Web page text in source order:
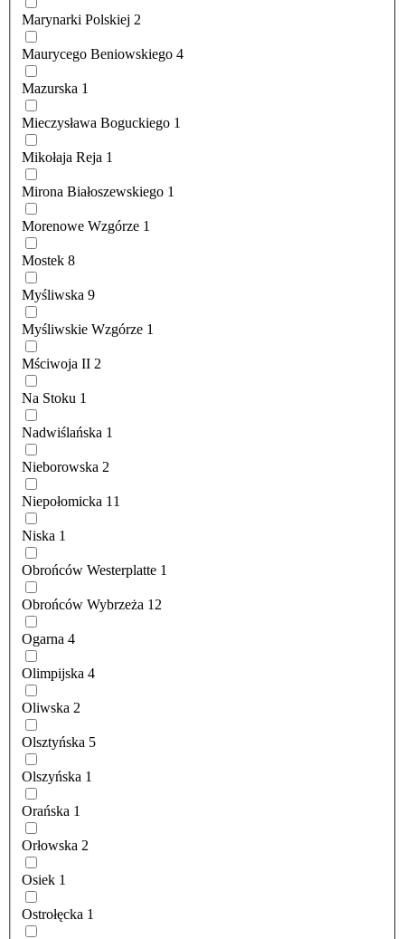
Marynarki Polskiej 2
Maurycego Beniowskiego 4
Mazurska 1
Mieczysława Boguckiego 1
Mikołaja Reja 1
Mirona Białoszewskiego 1
Morenowe Wzgórze 1
Mostek 8
Myśliwska 9
Myśliwskie Wzgórze 1
Mściwoja II 2
Na Stoku 1
Nadwiślańska 1
Nieborowska 2
Niepołomicka 11
Niska 1
Obrońców Westerplatte 1
Obrońców Wybrzeża 12
Ogarna 4
Olimpijska 4
Oliwska 2
Olsztyńska 5
Olszyńska 1
Orańska 1
Orłowska 2
Osiek 1
Ostrołęcka 1